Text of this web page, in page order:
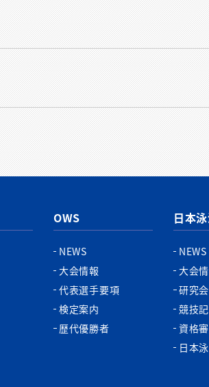
OWS
NEWS
大会情報
代表選手要項
検定案内
歴代優勝者
日本
NEWS
大会
研究
競技
資格
日本